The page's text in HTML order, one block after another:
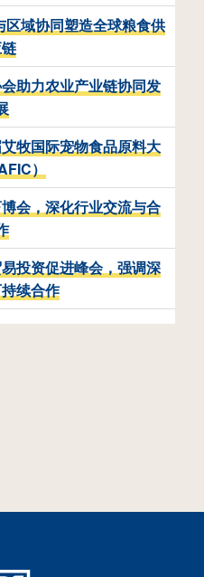
域协同塑造全球粮食供
助力农业产业链协同发
牧国际宠物食品原料大
）
会，深化行业交流与合
投资促进峰会，强调深
续合作